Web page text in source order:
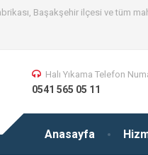
Başakşehir ilçesi ve tüm
Anasayfa
Halı Yıkama Telefon
0541 565 05 11